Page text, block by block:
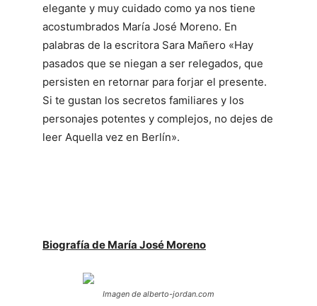
elegante y muy cuidado como ya nos tiene
acostumbrados María José Moreno. En
palabras de la escritora Sara Mañero «Hay
pasados que se niegan a ser relegados, que
persisten en retornar para forjar el presente.
Si te gustan los secretos familiares y los
personajes potentes y complejos, no dejes de
leer Aquella vez en Berlín».
Biografía de María José Moreno
Imagen de alberto-jordan.com